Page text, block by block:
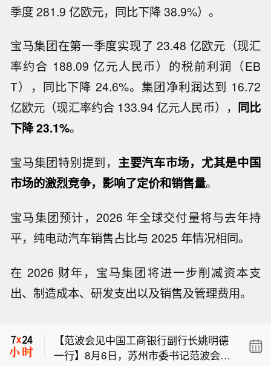
季度 281.9 亿欧元，同比下降 38.9%）。
宝马集团在第一季度实现了 23.48 亿欧元（现汇
率约合 188.09 亿元人民币）的税前利润（EB
T），同比下降 24.6%。集团净利润达到 16.72
亿欧元（现汇率约合 133.94 亿元人民币）， 同比
下降 23.1%。
宝马集团特别提到， 主要汽车市场，尤其是中国
市场的激烈竞争，影响了定价和销售量。
宝马集团预计，2026 年全球交付量将与去年持
平，纯电动汽车销售占比与 2025 年情况相同。
在 2026 财年，宝马集团将进一步削减资本支
出、制造成本、研发支出以及销售及管理费用。
一行】8月6日，苏州市委书记范波会见
了中国工商银行党委委员、副行长姚明
德一行。范波代表市委、市政府对中国
【标普500指数在纪录高点附近徘徊 非
农报告前交易员避免大举押注】在周五
发通胀担忧，并推高债券收益率。Bellw
ether Wealth的Clark Bellin表示：“鉴于
【范波会见中国工商银行副行长姚明德
一行】8月6日，苏州市委书记范波会见